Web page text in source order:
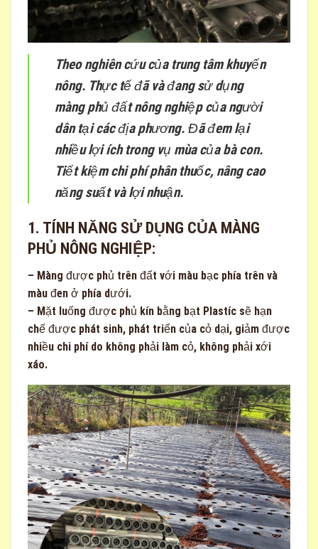
Theo nghiên cứu của trung tâm khuyến
nông. Thực tế đã và đang sử dụng
màng phủ đất nông nghiệp của người
dân tại các địa phương. Đã đem lại
nhiều lợi ích trong vụ mùa của bà con.
Tiết kiệm chi phí phân thuốc, nâng cao
năng suất và lợi nhuận.
1. TÍNH NĂNG SỬ DỤNG CỦA MÀNG
PHỦ NÔNG NGHIỆP:
– Màng được phủ trên đất với màu bạc phía trên và
màu đen ở phía dưới.
– Mặt luống được phủ kín bằng bạt Plastíc sẽ hạn
chế được phát sinh, phát triển của cỏ dại, giảm được
nhiều chi phí do không phải làm cỏ, không phải xới
xáo.